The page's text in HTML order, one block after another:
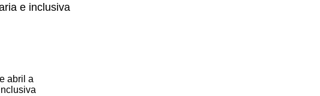
e inclusiva
abril a